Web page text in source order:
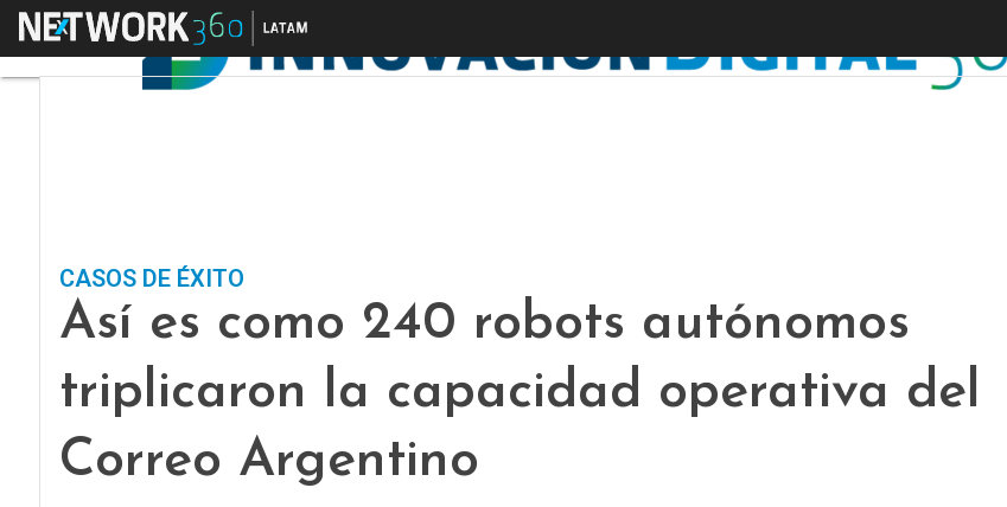
Menú
CASOS DE ÉXITO
Así es como 240 robots autónomos
triplicaron la capacidad operativa del
Correo Argentino